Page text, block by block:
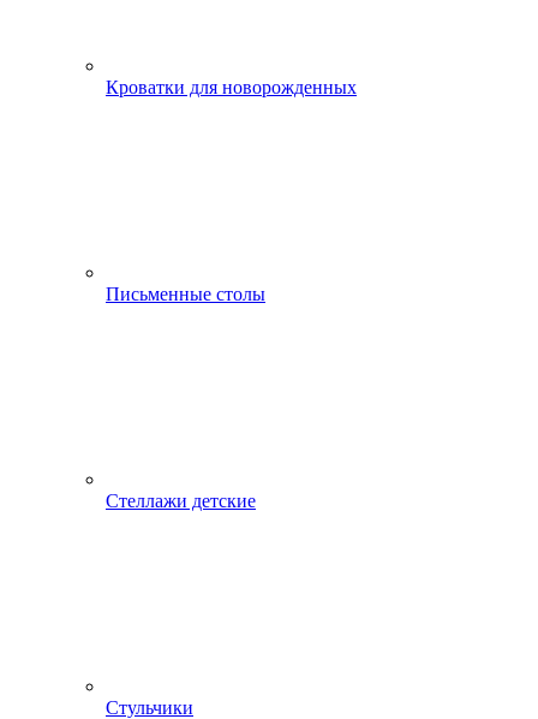
Кроватки для новорожденных
Письменные столы
Стеллажи детские
Стульчики